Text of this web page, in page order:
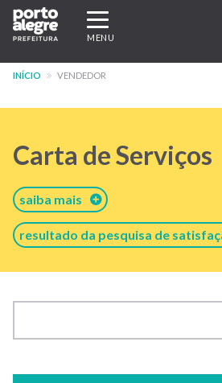
Pular
para
conteúdo
Expandir/recolher
navegação
MENU
INÍCIO VENDEDOR
Carta de Serviços
saiba mais
resultado da pesquisa de